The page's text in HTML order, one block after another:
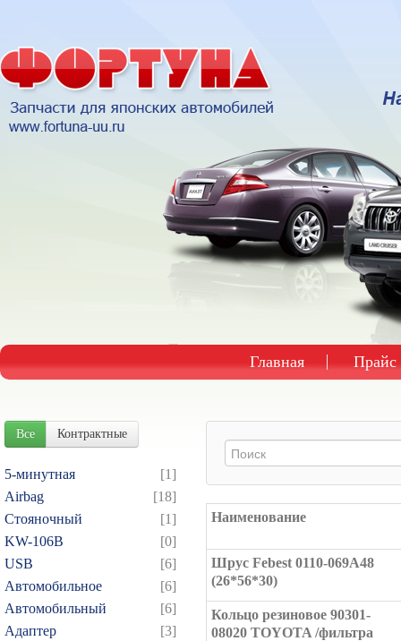
Главная Прайс
Все Контрактные
5-минутная
[1]
Airbag
[18]
Cтояночный
[1]
KW-106B
[0]
USB
[6]
Автомобильное
[6]
Автомобильный
[6]
Адаптер
[3]
Наименование
Шрус Febest 0110-069A48
(26*56*30)
Кольцо резиновое 90301-
08020 TOYOTA /фильтра